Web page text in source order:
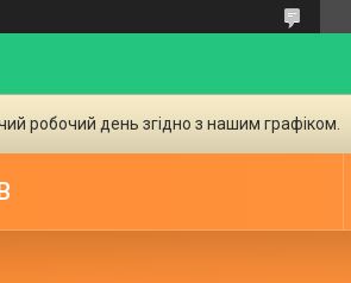
робочий день згідно з нашим графіком.